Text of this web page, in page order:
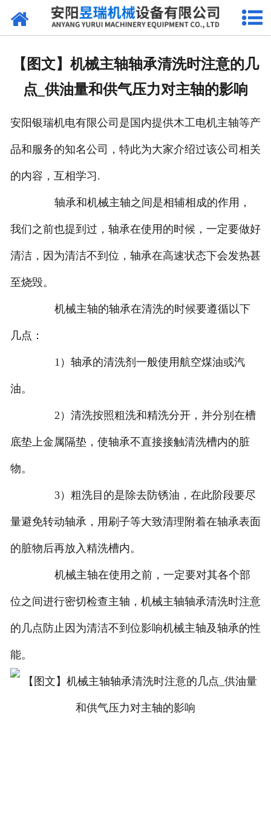
网站首页
【图文】机械主轴轴承清洗时注意的几
点_供油量和供气压力对主轴的影响
安阳银瑞机电有限公司是国内提供木工电机主轴等产
品和服务的知名公司，特此为大家介绍过该公司相关
的内容，互相学习.
轴承和机械主轴之间是相辅相成的作用，
我们之前也提到过，轴承在使用的时候，一定要做好
清洁，因为清洁不到位，轴承在高速状态下会发热甚
至烧毁。
机械主轴的轴承在清洗的时候要遵循以下
几点：
1）轴承的清洗剂一般使用航空煤油或汽
油。
2）清洗按照粗洗和精洗分开，并分别在槽
底垫上金属隔垫，使轴承不直接接触清洗槽内的脏
物。
3）粗洗目的是除去防锈油，在此阶段要尽
量避免转动轴承，用刷子等大致清理附着在轴承表面
的脏物后再放入精洗槽内。
机械主轴在使用之前，一定要对其各个部
位之间进行密切检查主轴，机械主轴轴承清洗时注意
的几点防止因为清洁不到位影响机械主轴及轴承的性
能。